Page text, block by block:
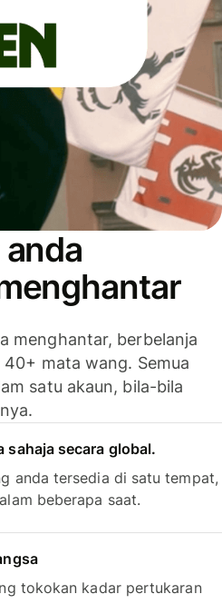
menghantar, berbelanja
mata wang. Semua
satu akaun, bila-bila
sahaja secara global.
anda tersedia di satu tempat,
beberapa saat.
tokokan kadar pertukaran